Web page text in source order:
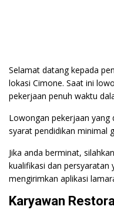
Selamat datang kepada
lokasi Cimone. Saat ini
pekerjaan penuh waktu
Lowongan pekerjaan yang
syarat pendidikan minimal
Jika anda berminat,
kualifikasi dan persyaratan
mengirimkan aplikasi
Karyawan